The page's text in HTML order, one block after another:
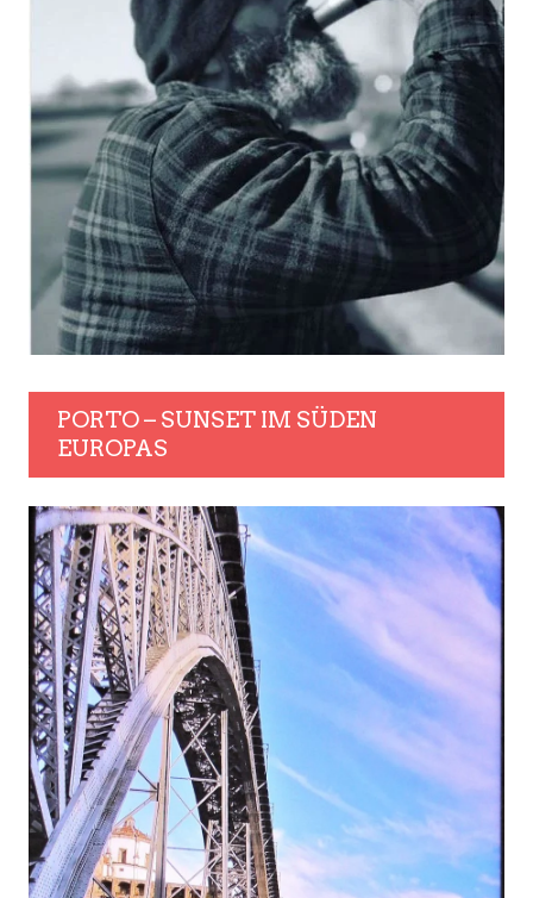
PORTO – SUNSET IM SÜDEN
EUROPAS